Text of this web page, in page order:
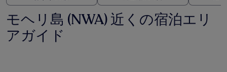
モヘリ島 (NWA) 近くの宿泊エリ
アガイド